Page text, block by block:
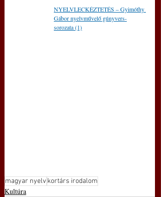
NYELVLECKÉZTETÉS – Gyimóthy
Gábor nyelvművelő gúnyvers-
sorozata (1)
magyar nyelv kortárs irodalom
Kultúra